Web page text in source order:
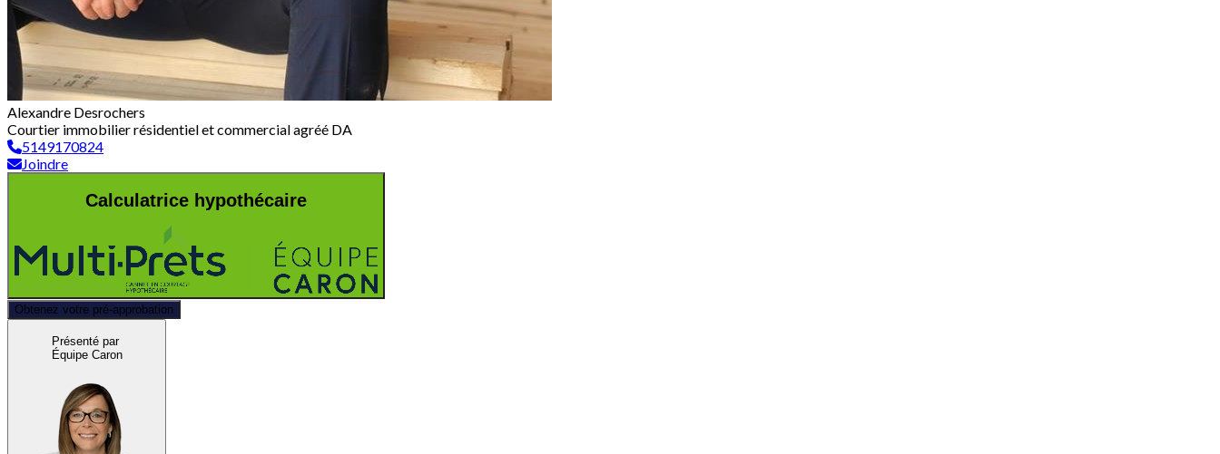
Alexandre Desrochers
Courtier immobilier résidentiel et commercial agréé DA
5149170824
Joindre
Calculatrice hypothécaire
Obtenez votre pré-approbation
Présenté par
Équipe Caron